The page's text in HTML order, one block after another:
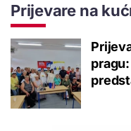
Prijevare na